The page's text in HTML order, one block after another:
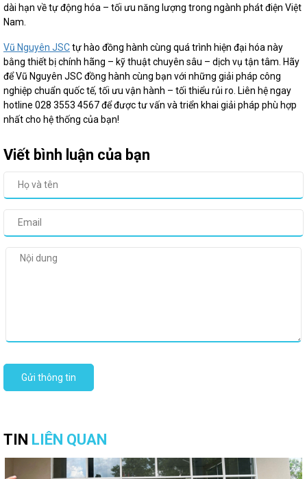
dài hạn về tự động hóa – tối ưu năng lượng trong ngành phát điện Việt
Nam.
Vũ Nguyên JSCtự hào đồng hành cùng quá trình hiện đại hóa này
bằng thiết bị chính hãng – kỹ thuật chuyên sâu – dịch vụ tận tâm. Hãy
để Vũ Nguyên JSC đồng hành cùng bạn với những giải pháp công
nghiệp chuẩn quốc tế, tối ưu vận hành – tối thiểu rủi ro. Liên hệ ngay
hotline 028 3553 4567 để được tư vấn và triển khai giải pháp phù hợp
nhất cho hệ thống của bạn!
Viết bình luận của bạn
Gửi thông tin
TIN LIÊN QUAN